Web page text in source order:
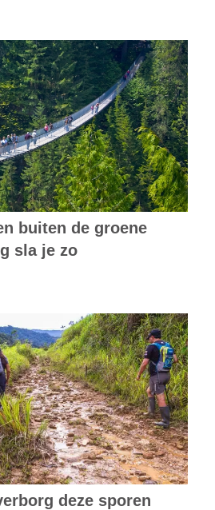
buiten de groene
sla je zo
deze sporen